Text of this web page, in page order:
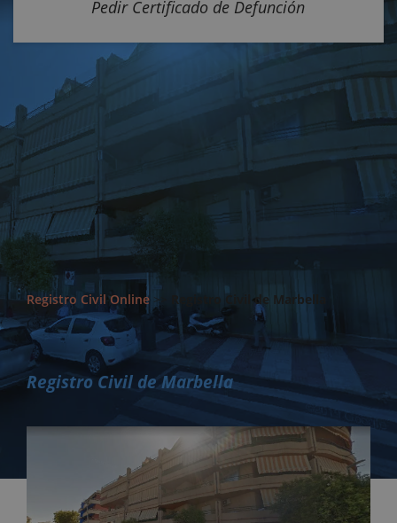
Pedir Certificado de Defunción
Registro Civil Online >> Registro Civil de Marbella
Registro Civil de Marbella